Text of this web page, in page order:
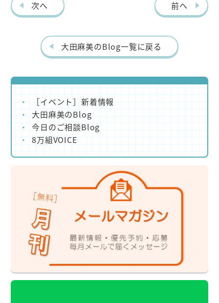
o er
次へ 前へ
大田麻美のBlog一覧に戻る
［イベント］新着情報
大田麻美のBlog
今日のご相談Blog
8万組VOICE